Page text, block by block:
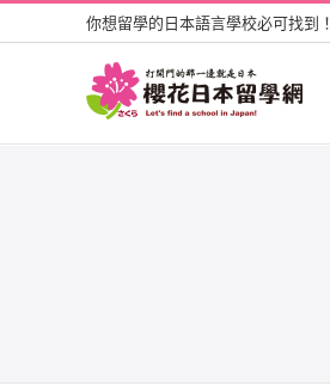
to
你想留學的日本語言學校必可找到！